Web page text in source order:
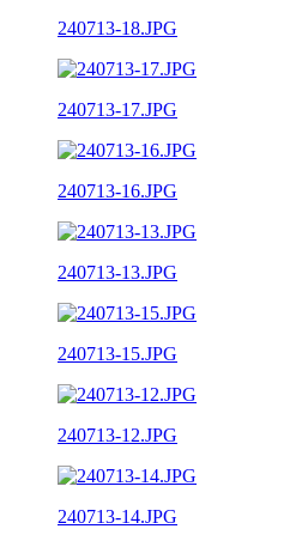
240713-18.JPG
240713-17.JPG
240713-16.JPG
240713-13.JPG
240713-15.JPG
240713-12.JPG
240713-14.JPG